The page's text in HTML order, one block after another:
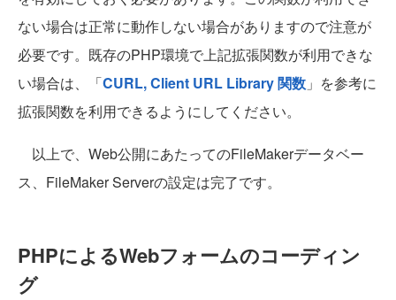
ない場合は正常に動作しない場合がありますので注意が
必要です。既存のPHP環境で上記拡張関数が利用できな
い場合は、「CURL, Client URL Library 関数 」を参考に
拡張関数を利用できるようにしてください。
以上で、Web公開にあたってのFileMakerデータベー
ス、FileMaker Serverの設定は完了です。
PHPによるWebフォームのコーディン
グ